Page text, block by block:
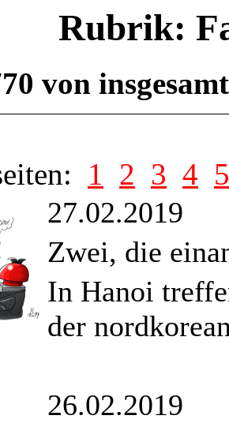
Rubrik:
von
1 2 3 4 5
27.02.2019
Zwei, die
In Hanoi
der
26.02.2019